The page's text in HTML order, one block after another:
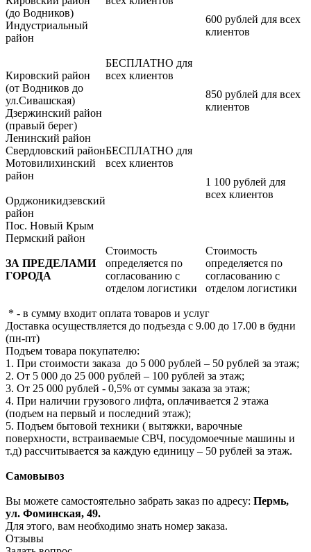
(до Водников)
Индустриальный
район
Кировский район
(от Водников до
ул.Сивашская)
Дзержинский район
(правый берег)
Ленинский район
Свердловский район
Мотовилихинский
район
Орджоникидзевский
район
Пос. Новый Крым
Пермский район
БЕСПЛАТНО для
всех клиентов
БЕСПЛАТНО для
всех клиентов
600 рублей для всех
клиентов
850 рублей для всех
клиентов
1 100 рублей для
всех клиентов
ЗА ПРЕДЕЛАМИ
ГОРОДА
Стоимость
определяется по
согласованию с
отделом логистики
Стоимость
определяется по
согласованию с
отделом логистики
* - в сумму входит оплата товаров и услуг
Доставка осуществляется до подъезда с 9.00 до 17.00 в будни
(пн-пт)
Подъем товара покупателю:
1. При стоимости заказа до 5 000 рублей – 50 рублей за этаж;
2. От 5 000 до 25 000 рублей – 100 рублей за этаж;
3. От 25 000 рублей - 0,5% от суммы заказа за этаж;
4. При наличии грузового лифта, оплачивается 2 этажа
(подъем на первый и последний этаж);
5. Подъем бытовой техники ( вытяжки, варочные
поверхности, встраиваемые СВЧ, посудомоечные машины и
т.д) рассчитывается за каждую единицу – 50 рублей за этаж.
Самовывоз
Вы можете самостоятельно забрать заказ по адресу: Пермь,
ул. Фоминская, 49.
Для этого, вам необходимо знать номер заказа.
Отзывы